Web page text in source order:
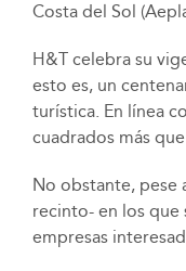
Costa del Sol
H&T celebra su
esto es, un
turística. En línea
cuadrados más
No obstante, pese
recinto- en los que
empresas